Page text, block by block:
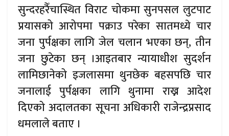
सुन्दरहरैँचास्थित विराट चोकमा सुनपसल लुटपाट
प्रयासको आरोपमा पक्राउ परेका सातमध्ये चार
जना पुर्पक्षका लागि जेल चलान भएका छन्, तीन
जना छुटेका छन् ।आइतबार न्यायाधीश सुदर्शन
लामिछानेको इजलासमा थुनछेक बहसपछि चार
जनालाई पुर्पक्षका लागि थुनामा राख्न आदेश
दिएको अदालतका सूचना अधिकारी राजेन्द्रप्रसाद
धमलाले बताए ।